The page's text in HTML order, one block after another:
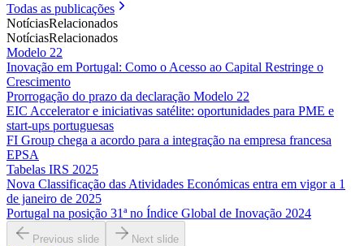
Todas as publicações
NotíciasRelacionados
NotíciasRelacionados
Modelo 22
Inovação em Portugal: Como o Acesso ao Capital Restringe o
Crescimento
Prorrogação do prazo da declaração Modelo 22
EIC Accelerator e iniciativas satélite: oportunidades para PME e
start-ups portuguesas
FI Group chega a acordo para a integração na empresa francesa
EPSA
Tabelas IRS 2025
Nova Classificação das Atividades Económicas entra em vigor a 1
de janeiro de 2025
Portugal na posição 31ª no Índice Global de Inovação 2024
Previous slide Next slide